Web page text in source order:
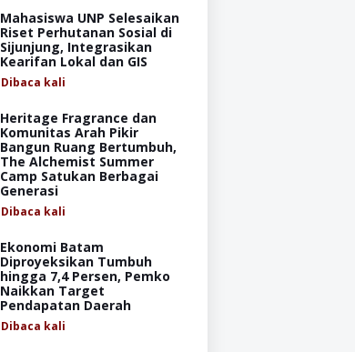
Mahasiswa UNP Selesaikan
Riset Perhutanan Sosial di
Sijunjung, Integrasikan
Kearifan Lokal dan GIS
Dibaca kali
Heritage Fragrance dan
Komunitas Arah Pikir
Bangun Ruang Bertumbuh,
The Alchemist Summer
Camp Satukan Berbagai
Generasi
Dibaca kali
Ekonomi Batam
Diproyeksikan Tumbuh
hingga 7,4 Persen, Pemko
Naikkan Target
Pendapatan Daerah
Dibaca kali